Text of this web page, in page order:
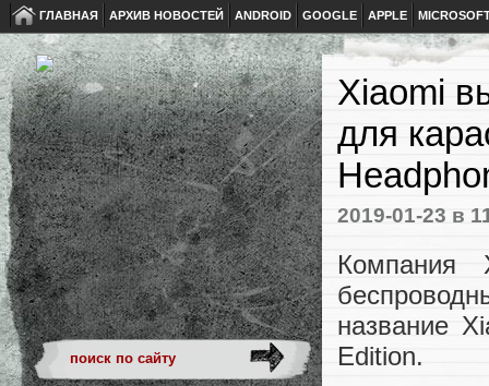
ГЛАВНАЯ АРХИВ НОВОСТЕЙ ANDROID GOOGLE APPLE
Xiaomi
для
2019-01-23 в
Компания
название
Edition.